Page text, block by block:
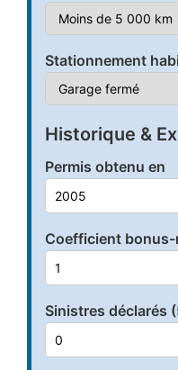
Stationnement
Historique &
Permis obtenu en
Coefficient bonus-
Sinistres déclarés